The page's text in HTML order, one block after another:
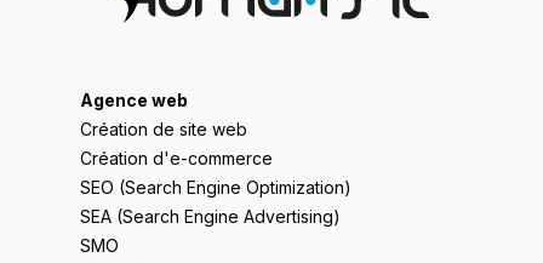
Agence web
Création de site web
Création d'e-commerce
SEO (Search Engine Optimization)
SEA (Search Engine Advertising)
SMO